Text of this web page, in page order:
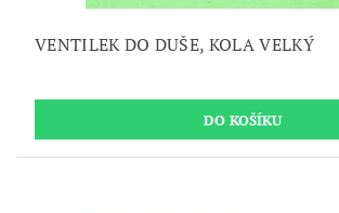
VENTILEK DO DUŠE, KOLA VELKÝ